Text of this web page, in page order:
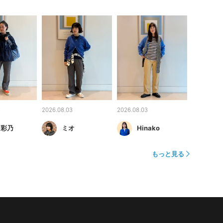
乃
2026.08.03
ミオ
2026.08.03
Hinako
もっと見る